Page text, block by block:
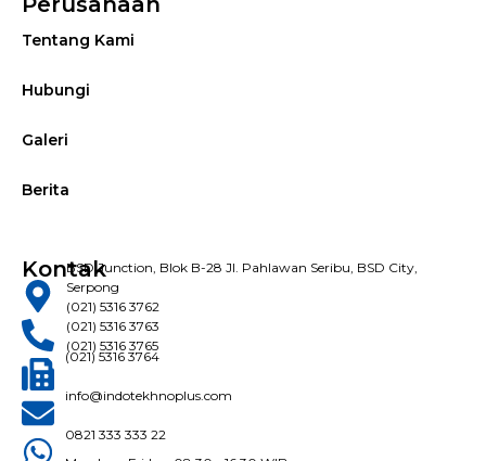
Tentang Kami
Hubungi
Galeri
Berita
KontakBSD Junction, Blok B-28 Jl. Pahlawan Seribu, BSD City,
Serpong
(021) 5316 3762
(021) 5316 3763
(021) 5316 3765
(021) 5316 3764
info@indotekhnoplus.com
0821 333 333 22